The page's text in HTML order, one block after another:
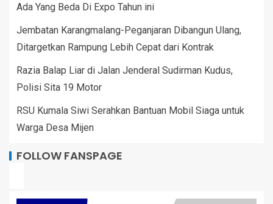
Ada Yang Beda Di Expo Tahun ini
Jembatan Karangmalang-Peganjaran Dibangun Ulang,
Ditargetkan Rampung Lebih Cepat dari Kontrak
Razia Balap Liar di Jalan Jenderal Sudirman Kudus,
Polisi Sita 19 Motor
RSU Kumala Siwi Serahkan Bantuan Mobil Siaga untuk
Warga Desa Mijen
FOLLOW FANSPAGE